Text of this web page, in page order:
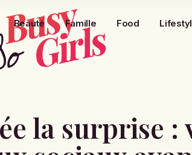
Beauté Famille Food
la surprise :